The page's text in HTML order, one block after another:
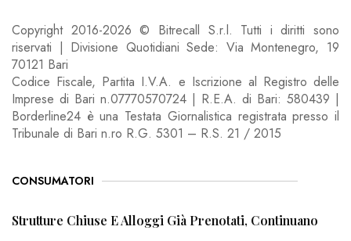
Copyright 2016-2026 © Bitrecall S.r.l. Tutti i diritti sono
riservati | Divisione Quotidiani Sede: Via Montenegro, 19
70121 Bari
Codice Fiscale, Partita I.V.A. e Iscrizione al Registro delle
Imprese di Bari n.07770570724 | R.E.A. di Bari: 580439 |
Borderline24 è una Testata Giornalistica registrata presso il
Tribunale di Bari n.ro R.G. 5301 – R.S. 21 / 2015
CONSUMATORI
Strutture Chiuse E Alloggi Già Prenotati, Continuano